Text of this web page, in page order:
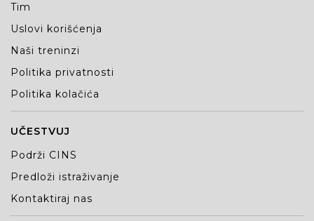
Tim
Uslovi korišćenja
Naši treninzi
Politika privatnosti
Politika kolačića
UČESTVUJ
Podrži CINS
Predloži istraživanje
Kontaktiraj nas